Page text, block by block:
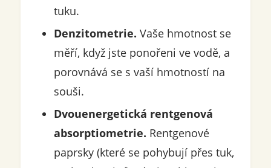
tuku.
Denzitometrie. Vaše hmotnost se
měří, když jste ponořeni ve vodě, a
porovnává se s vaší hmotností na
souši.
Dvouenergetická rentgenová
absorptiometrie. Rentgenové
paprsky (které se pohybují přes tuk,